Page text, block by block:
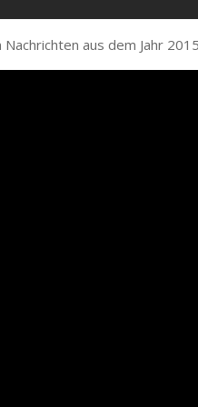
aus dem Jahr